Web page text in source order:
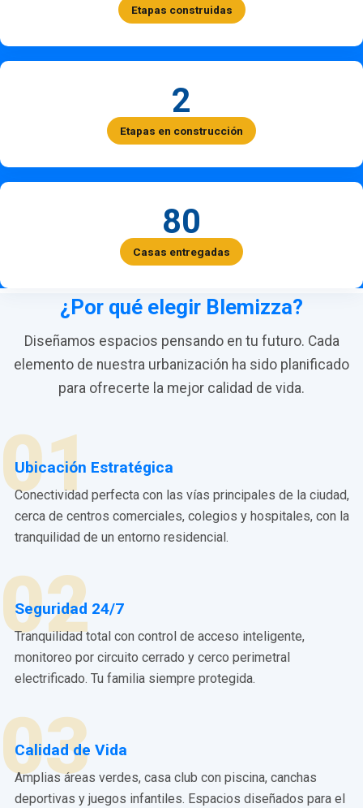
Etapas construidas
2
Etapas en construcción
80
Casas entregadas
¿Por qué elegir Blemizza?
Diseñamos espacios pensando en tu futuro. Cada
elemento de nuestra urbanización ha sido planificado
para ofrecerte la mejor calidad de vida.
01
Ubicación Estratégica
Conectividad perfecta con las vías principales de la ciudad,
cerca de centros comerciales, colegios y hospitales, con la
tranquilidad de un entorno residencial.
02
Seguridad 24/7
Tranquilidad total con control de acceso inteligente,
monitoreo por circuito cerrado y cerco perimetral
electrificado. Tu familia siempre protegida.
03
Calidad de Vida
Amplias áreas verdes, casa club con piscina, canchas
deportivas y juegos infantiles. Espacios diseñados para el